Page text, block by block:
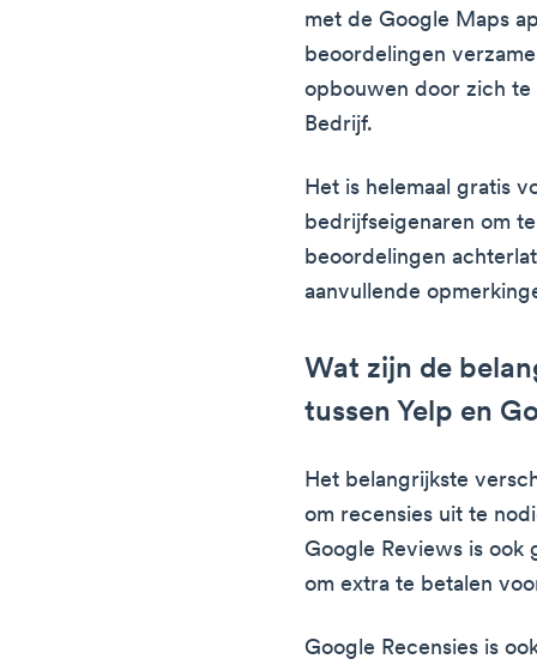
met de Google Maps
beoordelingen
opbouwen door zich
Bedrijf.
Het is helemaal gratis
bedrijfseigenaren om
beoordelingen
aanvullende
Wat zijn de
tussen Yelp en
Het belangrijkste
om recensies uit te
Google Reviews is
om extra te betalen
Google Recensies is